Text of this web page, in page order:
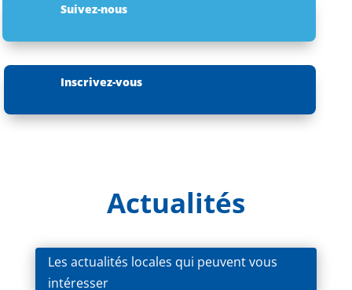
Suivez-nous
Inscrivez-vous
Actualités
Les actualités locales qui peuvent vous
intéresser